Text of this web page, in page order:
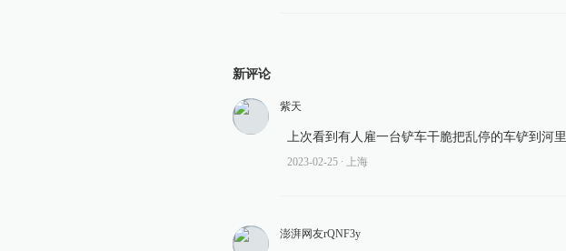
新评论
紫天
上次看到有人雇一台铲车干脆把乱停的车铲到河里
2023-02-25 ∙ 上海
澎湃网友rQNF3y